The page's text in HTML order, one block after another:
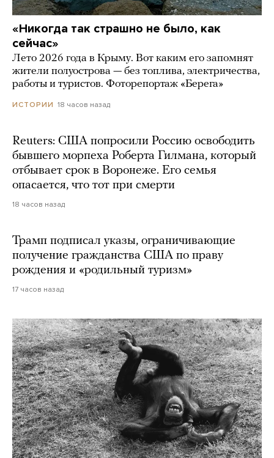
«Никогда так страшно не было, как
сейчас»
Лето 2026 года в Крыму. Вот каким его запомнят
жители полуострова — без топлива, электричества,
работы и туристов. Фоторепортаж «Берега»
ИСТОРИИ 18 часов назад
Reuters: США попросили Россию освободить
бывшего морпеха Роберта Гилмана, который
отбывает срок в Воронеже. Его семья
опасается, что тот при смерти
18 часов назад
Трамп подписал указы, ограничивающие
получение гражданства США по праву
рождения и «родильный туризм»
17 часов назад